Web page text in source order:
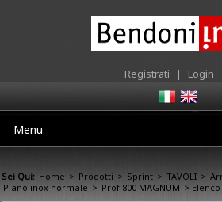
Registrati | Login
Menu
Sei Qui: Home > Prodotti > Sprint > TAVOLI >
Piano inox normale > Prof 800 MAGNUM >